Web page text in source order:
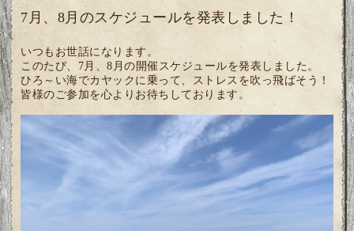
7月、8月のスケジュールを発表しました！
いつもお世話になります。
このたび、7月、8月の開催スケジュールを発表しました。
ひろ～い海でカヤックに乗って、ストレスを吹っ飛ばそう！
皆様のご参加を心よりお待ちしております。